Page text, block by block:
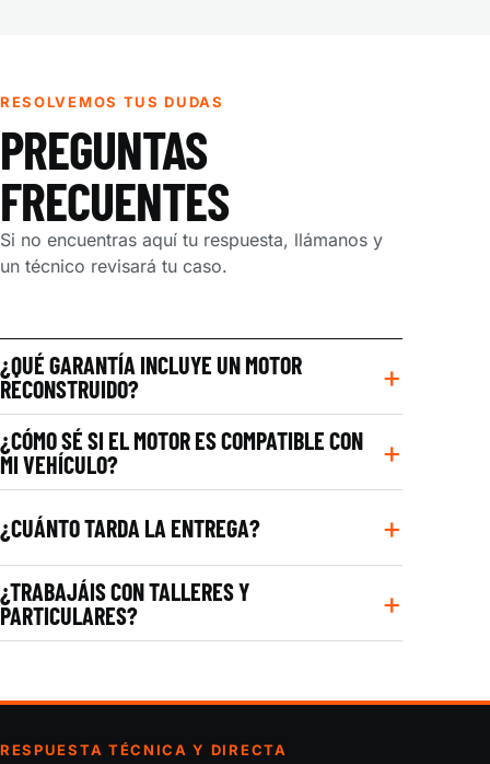
RESOLVEMOS TUS DUDAS
PREGUNTAS
FRECUENTES
Si no encuentras aquí tu respuesta, llámanos y
un técnico revisará tu caso.
¿QUÉ GARANTÍA INCLUYE UN MOTOR
RECONSTRUIDO?
¿CÓMO SÉ SI EL MOTOR ES COMPATIBLE CON
MI VEHÍCULO?
¿CUÁNTO TARDA LA ENTREGA?
¿TRABAJÁIS CON TALLERES Y
PARTICULARES?
RESPUESTA TÉCNICA Y DIRECTA